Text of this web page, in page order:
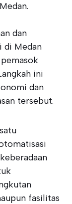
dan
di Medan
ini
dan
tersebut.
fasilitas